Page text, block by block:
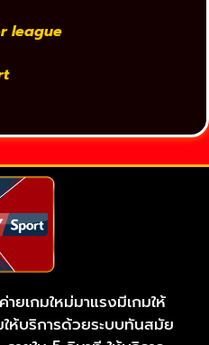
league
ค่ายเกมใหม่มาแรงมีเกมให้
ห้บริการด้วยระบบทันสมัย